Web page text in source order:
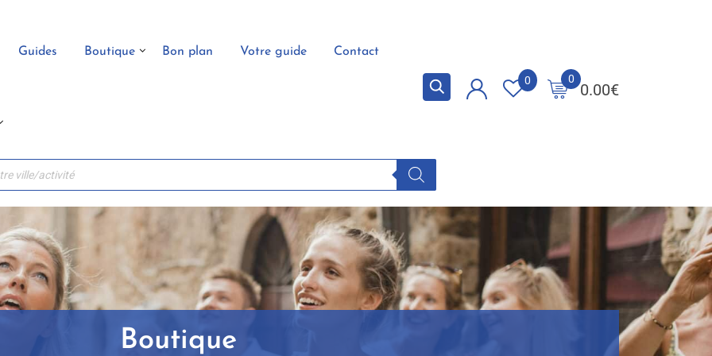
Guides Boutique Bon plan Votre guide Contact
0.00€
0
0
Boutique